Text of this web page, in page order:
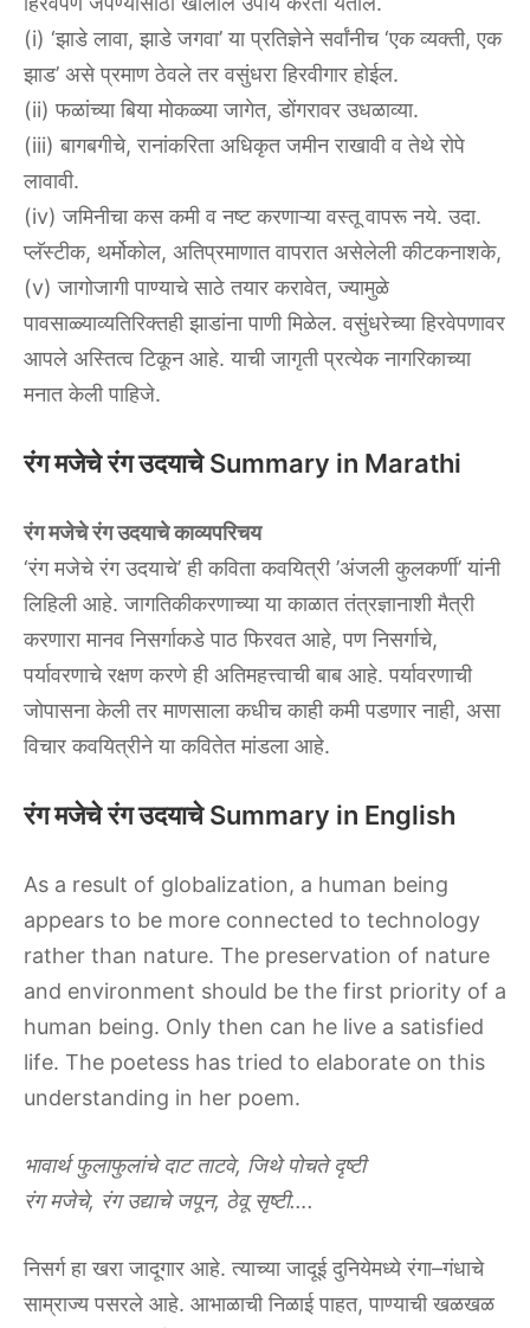
(i) ‘झाडे लावा, झाडे जगवा’ या प्रतिज्ञेने सर्वांनीच ‘एक व्यक्ती, एक
झाड’ असे प्रमाण ठेवले तर वसुंधरा हिरवीगार होईल.
(ii) फळांच्या बिया मोकळ्या जागेत, डोंगरावर उधळाव्या.
(iii) बागबगीचे, रानांकरिता अधिकृत जमीन राखावी व तेथे रोपे
लावावी.
(iv) जमिनीचा कस कमी व नष्ट करणाऱ्या वस्तू वापरू नये. उदा.
प्लॅस्टीक, थर्मोकोल, अतिप्रमाणात वापरात असेलेली कीटकनाशके,
(v) जागोजागी पाण्याचे साठे तयार करावेत, ज्यामुळे
पावसाळ्याव्यतिरिक्तही झाडांना पाणी मिळेल. वसुंधरेच्या हिरवेपणावर
आपले अस्तित्व टिकून आहे. याची जागृती प्रत्येक नागरिकाच्या
मनात केली पाहिजे.
रंग मजेचे रंग उदयाचे Summary in Marathi
रंग मजेचे रंग उदयाचे काव्यपरिचय‌
‘रंग‌ ‌मजेचे‌ ‌रंग‌ ‌उदयाचे’‌ ‌ही‌ ‌कविता‌ ‌कवयित्री‌ ‌’अंजली‌ ‌कुलकर्णी’‌ ‌यांनी‌
‌लिहिली‌ ‌आहे.‌ ‌जागतिकीकरणाच्या‌ ‌या‌ ‌काळात‌ ‌तंत्रज्ञानाशी‌ ‌मैत्री‌
‌करणारा‌ ‌मानव‌ ‌निसर्गाकडे‌ ‌पाठ‌ ‌फिरवत‌ ‌आहे,‌ ‌पण‌ ‌निसर्गाचे,‌
‌पर्यावरणाचे‌ ‌रक्षण‌ ‌करणे‌ ‌ही‌ ‌अतिमहत्त्वाची‌ ‌बाब‌ ‌आहे.‌ ‌पर्यावरणाची‌
‌जोपासना‌ ‌केली‌ ‌तर‌ ‌माणसाला‌ ‌कधीच‌ ‌काही‌ ‌कमी‌ ‌पडणार‌ ‌नाही,‌ ‌असा‌
‌विचार‌ ‌कवयित्रीने‌ ‌या‌ ‌कवितेत‌ ‌मांडला‌ ‌आहे.‌
रंग मजेचे रंग उदयाचे Summary in English
As‌ ‌a‌ ‌result‌ ‌of‌ ‌globalization,‌ ‌a‌ ‌human‌ ‌being‌
‌appears‌ ‌to‌ ‌be‌ ‌more‌ ‌connected‌ ‌to‌ ‌technology‌
‌rather‌ ‌than‌ ‌nature.‌ ‌The‌ ‌preservation‌ ‌of‌ ‌nature‌
‌and‌ ‌environment‌ ‌should‌ ‌be‌ ‌the‌ ‌first‌ ‌priority‌ ‌of‌ ‌a‌
‌human‌ ‌being.‌ ‌Only‌ ‌then‌ ‌can‌ ‌he‌ ‌live‌ ‌a‌ ‌satisfied‌
‌life.‌ ‌The‌ ‌poetess‌ ‌has‌ ‌tried‌ ‌to‌ ‌elaborate‌ ‌on‌ ‌this‌
‌understanding‌ ‌in‌ ‌her‌ ‌poem.‌
भावार्थ‌ ‌फुलाफुलांचे‌ ‌दाट‌ ‌ताटवे,‌ ‌जिथे‌ ‌पोचते‌ ‌दृष्टी‌
‌रंग‌ ‌मजेचे,‌ ‌रंग‌ ‌उद्याचे‌ ‌जपून,‌ ‌ठेवू‌ ‌सृष्टी….‌
निसर्ग‌ ‌हा‌ ‌खरा‌ ‌जादूगार‌ ‌आहे.‌ ‌त्याच्या‌ ‌जादूई‌ ‌दुनियेमध्ये‌ ‌रंगा–गंधाचे‌
‌साम्राज्य‌ ‌पसरले‌ ‌आहे.‌ ‌आभाळाची‌ ‌निळाई‌ ‌पाहत,‌ ‌पाण्याची‌ ‌खळखळ‌